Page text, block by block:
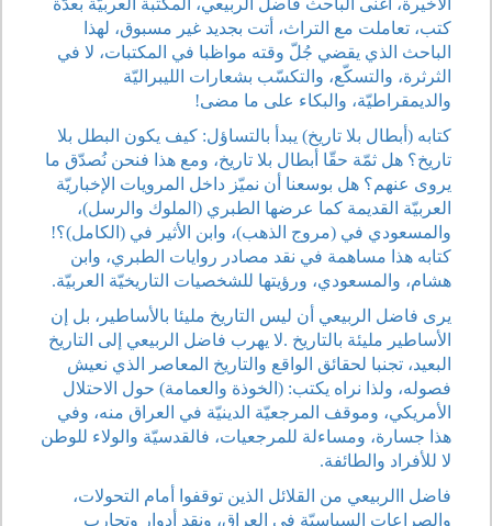
الأخيرة، أغنى الباحث فاضل الربيعي، المكتبة العربيّة بعدّة
كتب، تعاملت مع التراث، أتت بجديد غير مسبوق، لهذا
الباحث الذي يقضي جُلّ وقته مواظبا في المكتبات، لا في
الثرثرة، والتسكّع، والتكسّب بشعارات الليبراليّة
والديمقراطيّة، والبكاء على ما مضى!
كتابه (أبطال بلا تاريخ) يبدأ بالتساؤل: كيف يكون البطل بلا
تاريخ؟ هل ثمّة حقّا أبطال بلا تاريخ، ومع هذا فنحن نُصدّق ما
يروى عنهم؟ هل بوسعنا أن نميّز داخل المرويات الإخباريّة
العربيّة القديمة كما عرضها الطبري (الملوك والرسل)،
والمسعودي في (مروج الذهب)، وابن الأثير في (الكامل)؟!
كتابه هذا مساهمة في نقد مصادر روايات الطبري، وابن
هشام، والمسعودي، ورؤيتها للشخصيات التاريخيّة العربيّة.
يرى فاضل الربيعي أن ليس التاريخ مليئا بالأساطير، بل إن
الأساطير مليئة بالتاريخ .لا يهرب فاضل الربيعي إلى التاريخ
البعيد، تجنبا لحقائق الواقع والتاريخ المعاصر الذي نعيش
فصوله، ولذا نراه يكتب: (الخوذة والعمامة) حول الاحتلال
الأمريكي، وموقف المرجعيّة الدينيّة في العراق منه، وفي
هذا جسارة، ومساءلة للمرجعيات، فالقدسيّة والولاء للوطن
لا للأفراد والطائفة.
فاضل االربيعي من القلائل الذين توقفوا أمام التحولات،
والصراعات السياسيّة في العراق، ونقد أدوار وتجارب